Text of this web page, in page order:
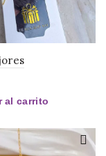
al carrito